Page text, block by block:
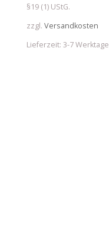
§19 (1) UStG.
zzgl. Versandkosten
Lieferzeit: 3-7 Werktage